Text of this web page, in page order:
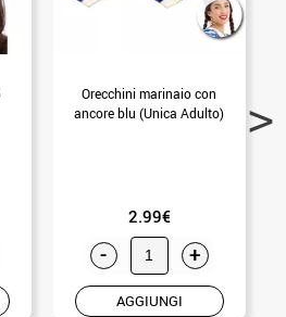
Orecchini marinaio con
ancore blu (Unica Adulto)
2.99€
- +
AGGIUNGI